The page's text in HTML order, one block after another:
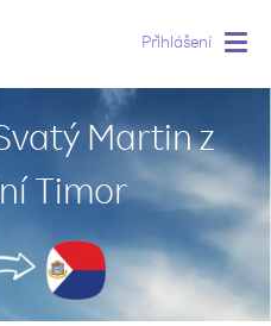
Přihlášení
Martin z
Timor